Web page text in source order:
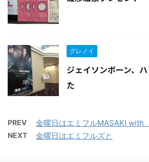
グレノイ
ジェイソンボーン、
た
PREV 金曜日はエミフルMASAKI with
NEXT 金曜日はエミフルズと